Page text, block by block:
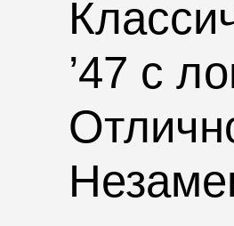
’47 с